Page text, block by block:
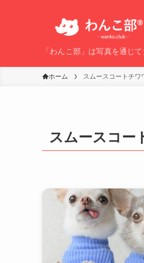
「わんこ部」は写真を通じ
ホーム スムースコートチワ
スムースコー